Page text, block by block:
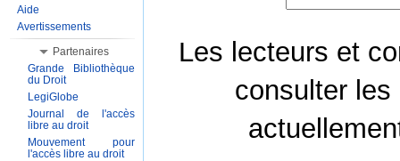
Les lecteurs et
consulter les
Aide
Avertissements
Partenaires
Grande Bibliothèque
du Droit
LegiGlobe
Journal de l'accès
libre au droit
Mouvement pour
l'accès libre au droit